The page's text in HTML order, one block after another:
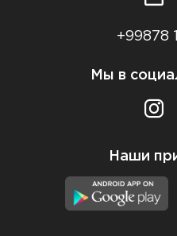
+99878
Мы в
Наши